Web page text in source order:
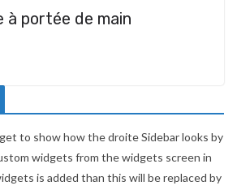
à portée de main
to show how the droite Sidebar looks by
widgets from the widgets screen in
is added than this will be replaced by